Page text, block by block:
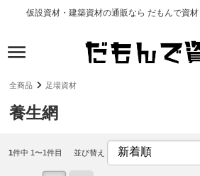
仮設資材・建築資材の通販なら だもんで資材
全商品 足場資材
養生網
1件中 1〜1件目 並び替え